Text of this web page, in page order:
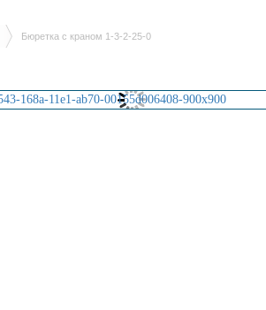
Бюретка с краном 1-3-2-25-0